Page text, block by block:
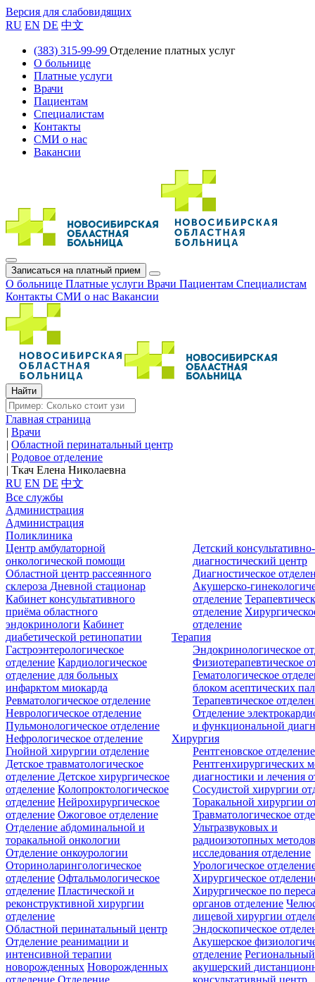
Версия для слабовидящих
RU EN DE 中文
(383) 315-99-99 Отделение платных услуг
О больнице
Платные услуги
Врачи
Пациентам
Специалистам
Контакты
СМИ о нас
Вакансии
Записаться на платный прием
О больнице Платные услуги Врачи Пациентам Специалистам
Контакты СМИ о нас Вакансии
Главная страница
| Врачи
| Областной перинатальный центр
| Родовое отделение
| Ткач Елена Николаевна
RU EN DE 中文
Все службы
Администрация
Администрация
Поликлиника
Центр амбулаторной
онкологической помощи
Областной центр рассеянного
склероза Дневной стационар
Кабинет консультативного
приёма областного
эндокринологи Кабинет
диабетической ретинопатии
Детский консультативно-
диагностический центр
Диагностическое
Акушерско-
отделение
отделение
отделение
Терапия
Гастроэнтерологическое
отделение Кардиологическое
отделение для больных
инфарктом миокарда
Ревматологическое отделение
Неврологическое отделение
Пульмонологическое отделение
Нефрологическое отделение
Эндокринологическое
Физиотерапевтическое
Гематологическое
блоком асептических
Терапевтическое
Отделение
и функциональной
Хирургия
Гнойной хирургии отделение
Детское травматологическое
отделение Детское хирургическое
отделение Колопроктологическое
отделение Нейрохирургическое
отделение Ожоговое отделение
Отделение абдоминальной и
торакальной онкологии
Отделение онкоурологии
Оториноларингологическое
отделение Офтальмологическое
отделение Пластической и
реконструктивной хирургии
отделение
Рентгеновское отделение
Рентгенхирургических
диагностики и лечения
Сосудистой хирургии
Торакальной хирургии
Травматологическое
Ультразвуковых и
радиоизотопных
исследования отделение
Урологическое
Хирургическое
Хирургическое по
органов отделение
лицевой хирургии
Эндоскопическое
Областной перинатальный центр
Отделение реанимации и
интенсивной терапии
новорожденных Новорожденных
отделение Отделение
Акушерское
отделение Региональный
акушерский
консультативный центр